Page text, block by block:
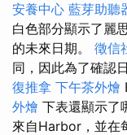
安養中心 藍芽助聽
白色部分顯示了麗
的未來日期。 徵信
同，因此為了確認
復推拿 下午茶外燴
外燴 下表還顯示
來自Harbor，並在